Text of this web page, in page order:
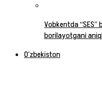
Vobkentda
borilayotgani
O‘zbekiston